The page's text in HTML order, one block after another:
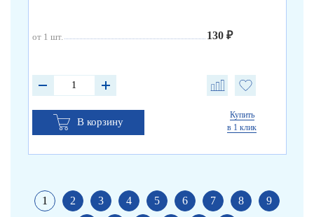
от 1 шт. 130 ₽
В корзину
Купить
в 1 клик
1 2 3 4 5 6 7 8
9